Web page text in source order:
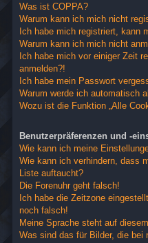
Was ist COPPA?
Warum kann ich mich nicht
Ich habe mich registriert, kann
Warum kann ich mich nicht
Ich habe mich vor einiger Zeit
anmelden?!
Ich habe mein Passwort
Warum werde ich automatisch
Wozu ist die Funktion „Alle
Benutzerpräferenzen und -
Wie kann ich meine
Wie kann ich verhindern, dass
Liste auftaucht?
Die Forenuhr geht falsch!
Ich habe die Zeitzone
noch falsch!
Meine Sprache steht auf
Was sind das für Bilder, die bei